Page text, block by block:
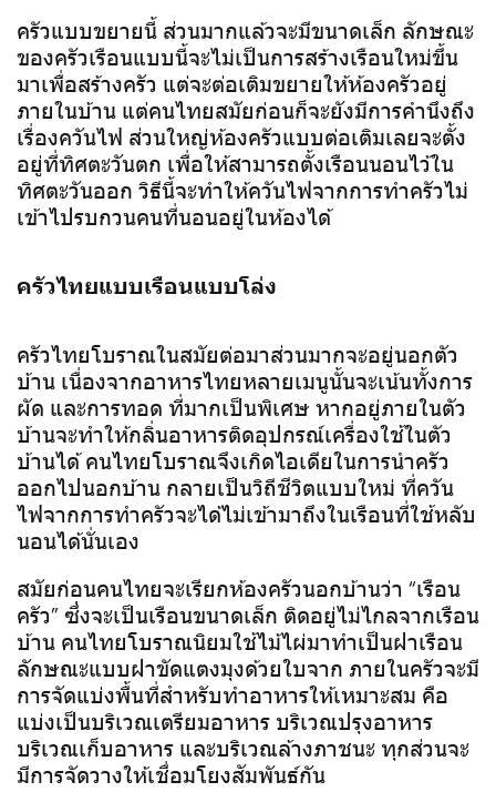
ครัวแบบขยายนี้ ส่วนมากแล้วจะมีขนาดเล็ก ลักษณะ
ของครัวเรือนแบบนี้จะไม่เป็นการสร้างเรือนใหม่ขึ้น
มาเพื่อสร้างครัว แต่จะต่อเติมขยายให้ห้องครัวอยู่
ภายในบ้าน แต่คนไทยสมัยก่อนก็จะยังมีการคำนึงถึง
เรื่องควันไฟ ส่วนใหญ่ห้องครัวแบบต่อเติมเลยจะตั้ง
อยู่ที่ทิศตะวันตก เพื่อให้สามารถตั้งเรือนนอนไว้ใน
ทิศตะวันออก วิธีนี้จะทำให้ควันไฟจากการทำครัวไม่
เข้าไปรบกวนคนที่นอนอยู่ในห้องได้
ครัวไทยแบบเรือนแบบโล่ง
ครัวไทยโบราณในสมัยต่อมาส่วนมากจะอยู่นอกตัว
บ้าน เนื่องจากอาหารไทยหลายเมนูนั้นจะเน้นทั้งการ
ผัด และการทอด ที่มากเป็นพิเศษ หากอยู่ภายในตัว
บ้านจะทำให้กลิ่นอาหารติดอุปกรณ์เครื่องใช้ในตัว
บ้านได้ คนไทยโบราณจึงเกิดไอเดียในการนำครัว
ออกไปนอกบ้าน กลายเป็นวิถีชีวิตแบบใหม่ ที่ควัน
ไฟจากการทำครัวจะได้ไม่เข้ามาถึงในเรือนที่ใช้หลับ
นอนได้นั่นเอง
สมัยก่อนคนไทยจะเรียกห้องครัวนอกบ้านว่า “เรือน
ครัว” ซึ่่งจะเป็นเรือนขนาดเล็ก ติดอยู่ไม่ไกลจากเรือน
บ้าน คนไทยโบราณนิยมใช้ไม้ไผ่มาทำเป็นฝาเรือน
ลักษณะแบบฝาขัดแตงมุงด้วยใบจาก ภายในครัวจะมี
การจัดแบ่งพื้นที่สำหรับทำอาหารให้เหมาะสม คือ
แบ่งเป็นบริเวณเตรียมอาหาร บริเวณปรุงอาหาร
บริเวณเก็บอาหาร และบริเวณล้างภาชนะ ทุกส่วนจะ
มีการจัดวางให้เชื่อมโยงสัมพันธ์กัน